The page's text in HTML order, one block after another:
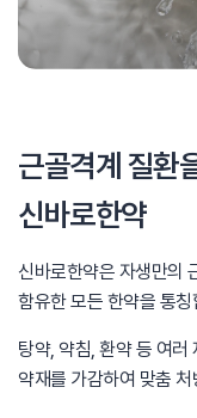
근골격계 질환
신바로한약
신바로한약은 자생만의
함유한 모든 한약을 통칭
탕약, 약침, 환약 등 여러
약재를 가감하여 맞춤